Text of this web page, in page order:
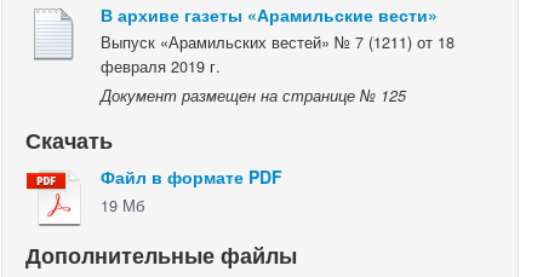
В архиве газеты «Арамильские вести»
Выпуск «Арамильских вестей» № 7 (1211) от 18
февраля 2019 г.
Документ размещен на странице № 125
Скачать
Файл в формате PDF
19 Мб
Дополнительные файлы